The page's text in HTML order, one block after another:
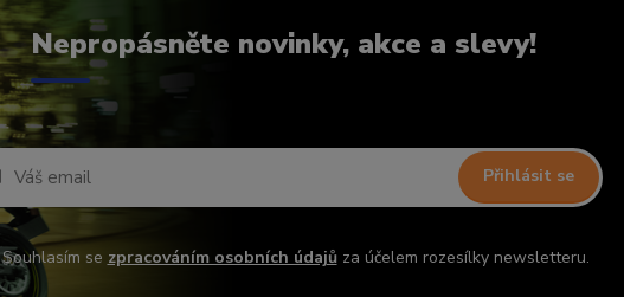
Nepropásněte novinky, akce a slevy!
Přihlásit se
Souhlasím se zpracováním osobních údajůza účelem rozesílky newsletteru.